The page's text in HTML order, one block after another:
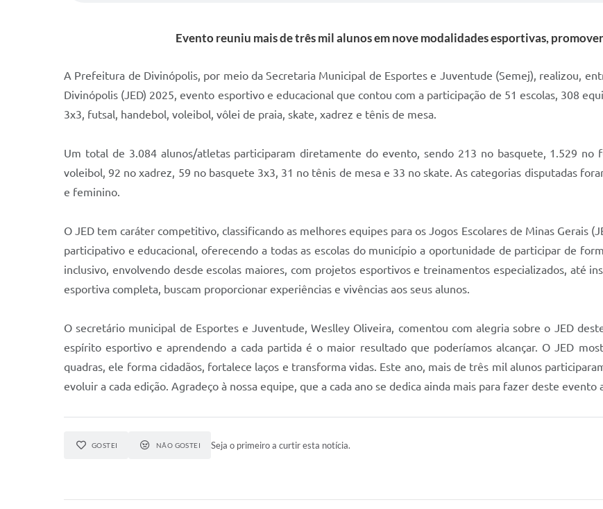
Evento reuniu mais de três mil alunos em nove modalidades esportivas,
A Prefeitura de Divinópolis, por meio da Secretaria Municipal de Esportes e Juventude (Semej), realizou,
Divinópolis (JED) 2025, evento esportivo e educacional que contou com a participação de 51 escolas, 308
3x3, futsal, handebol, voleibol, vôlei de praia, skate, xadrez e tênis de mesa.
Um total de 3.084 alunos/atletas participaram diretamente do evento, sendo 213 no basquete, 1.529
voleibol, 92 no xadrez, 59 no basquete 3x3, 31 no tênis de mesa e 33 no skate. As categorias disputadas
e feminino.
O JED tem caráter competitivo, classificando as melhores equipes para os Jogos Escolares de Minas Gerais
participativo e educacional, oferecendo a todas as escolas do município a oportunidade de participar de
inclusivo, envolvendo desde escolas maiores, com projetos esportivos e treinamentos especializados, até
esportiva completa, buscam proporcionar experiências e vivências aos seus alunos.
O secretário municipal de Esportes e Juventude, Weslley Oliveira, comentou com alegria sobre o JED
espírito esportivo e aprendendo a cada partida é o maior resultado que poderíamos alcançar. O JED
quadras, ele forma cidadãos, fortalece laços e transforma vidas. Este ano, mais de três mil alunos
evoluir a cada edição. Agradeço à nossa equipe, que a cada ano se dedica ainda mais para fazer deste
GOSTEI NÃO GOSTEI Seja o primeiro a curtir esta notícia.